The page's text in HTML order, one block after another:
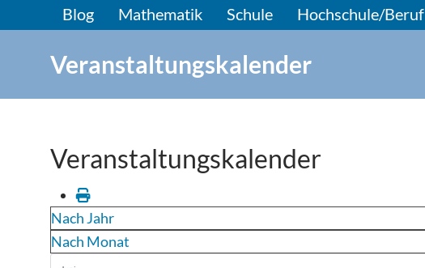
Blog Mathematik Schule Hochschule/Beruf
Veranstaltungskalender
Veranstaltungskalender
Nach Jahr
Nach Monat